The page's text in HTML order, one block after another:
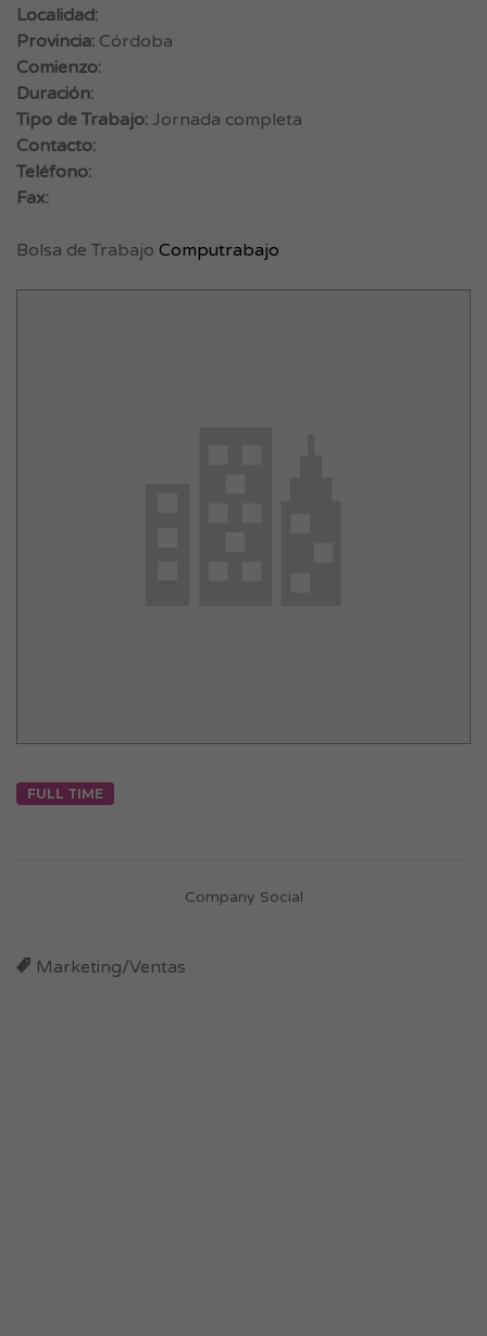
Localidad:
Provincia: Córdoba
Comienzo:
Duración:
Tipo de Trabajo: Jornada completa
Contacto:
Teléfono:
Fax:
Bolsa de Trabajo Computrabajo
FULL TIME
Company Social
Marketing/Ventas